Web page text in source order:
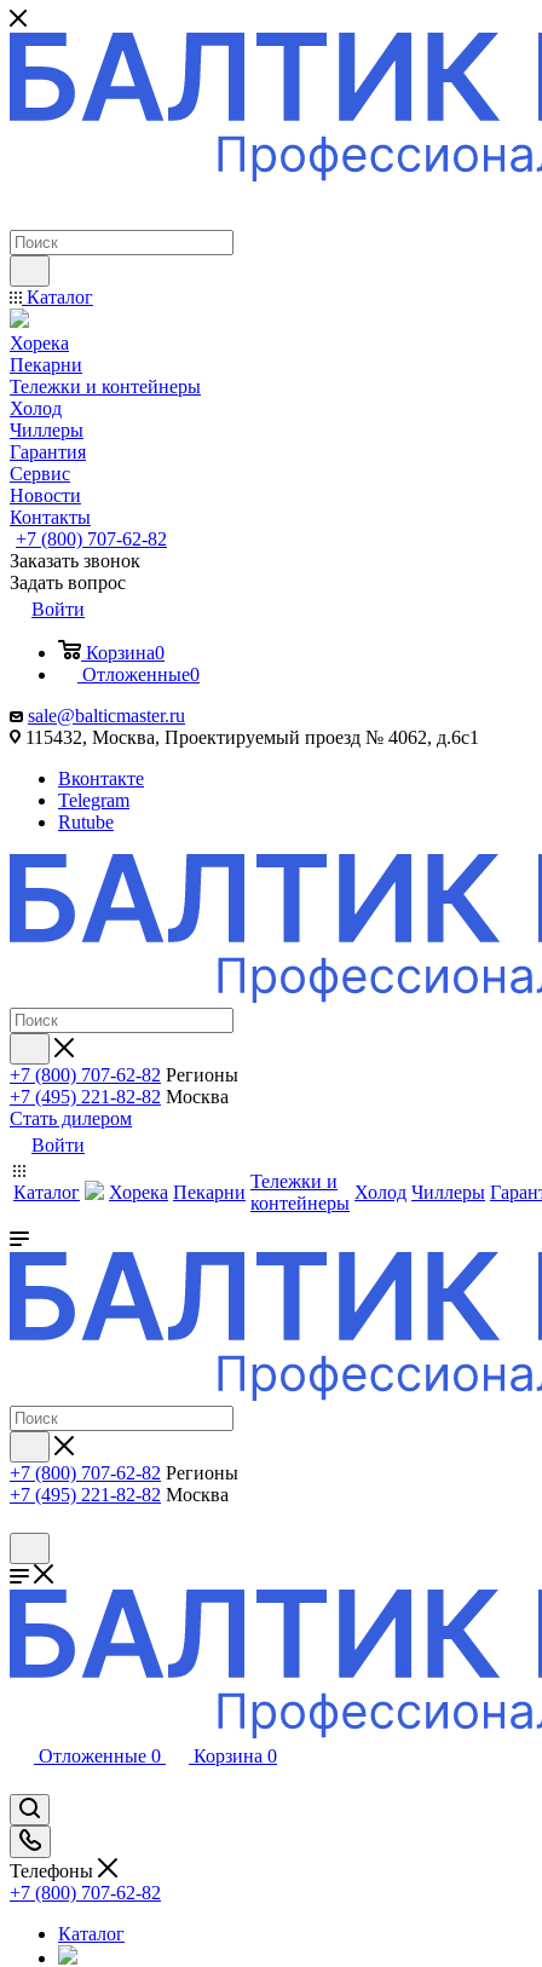
Каталог
Хорека
Пекарни
Тележки и контейнеры
Холод
Чиллеры
Гарантия
Сервис
Новости
Контакты
+7 (800) 707-62-82
Заказать звонок
Задать вопрос
Войти
Корзина0
Отложенные0
sale@balticmaster.ru
115432, Москва, Проектируемый проезд № 4062, д.6с1
Вконтакте
Telegram
Rutube
+7 (800) 707-62-82 Регионы
+7 (495) 221-82-82 Москва
Стать дилером
Войти
Каталог Хорека Пекарни
Тележки и
контейнеры
Холод Чиллеры
+7 (800) 707-62-82 Регионы
+7 (495) 221-82-82 Москва
Отложенные 0 Корзина 0
Телефоны
+7 (800) 707-62-82
Каталог